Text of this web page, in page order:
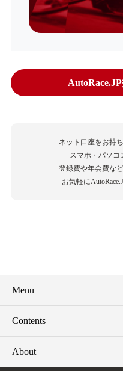
ネット口座をお持
スマホ・パソコ
登録費や年会費な
お気軽に
Menu
Contents
About